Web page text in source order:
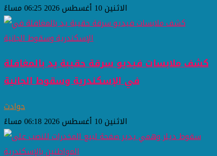
الاثنين 10 أغسطس 2026 06:25 مساءً
كشف ملابسات فيديو سرقة حقيبة يد بالمغافلة
في الإسكندرية وسقوط الجانية
حوادث
الاثنين 10 أغسطس 2026 06:18 مساءً